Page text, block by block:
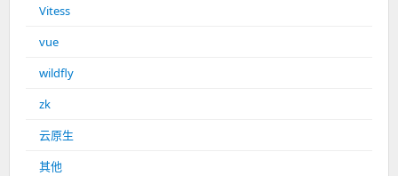
Vitess
vue
wildfly
zk
云原生
其他